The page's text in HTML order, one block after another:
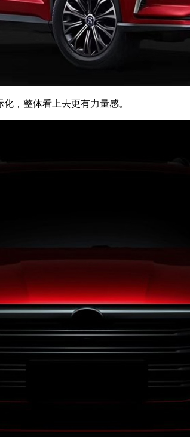
，整体看上去更有力量感。